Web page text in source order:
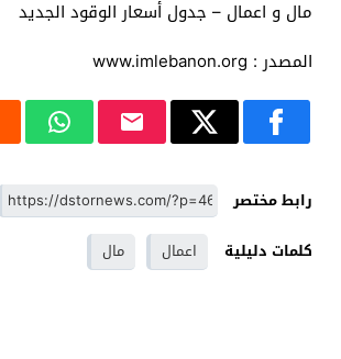
مال و اعمال – جدول أسعار الوقود الجديد
المصدر : www.imlebanon.org
رابط مختصر
كلمات دليلية
اعمال مال